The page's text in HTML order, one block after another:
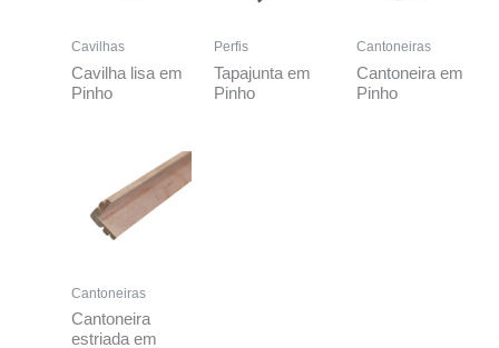
Cavilhas
Cavilha lisa em
Pinho
Perfis
Tapajunta em
Pinho
Cantoneiras
Cantoneira em
Pinho
Cantoneiras
Cantoneira
estriada em